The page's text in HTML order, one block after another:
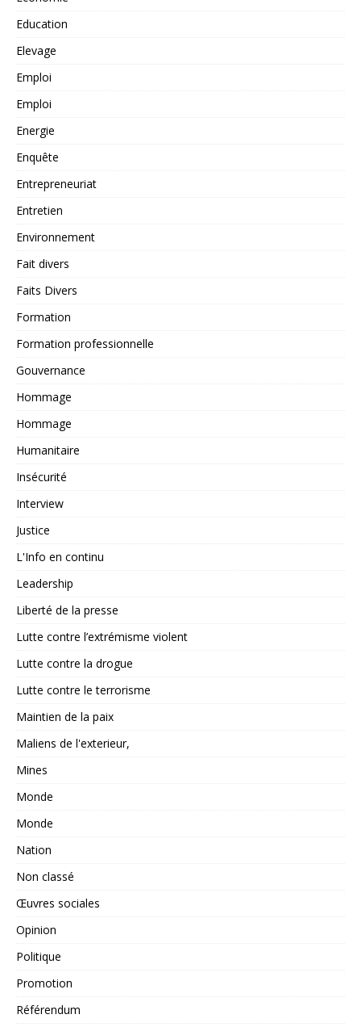
Education
Elevage
Emploi
Emploi
Energie
Enquête
Entrepreneuriat
Entretien
Environnement
Fait divers
Faits Divers
Formation
Formation professionnelle
Gouvernance
Hommage
Hommage
Humanitaire
Insécurité
Interview
Justice
L'Info en continu
Leadership
Liberté de la presse
Lutte contre l’extrémisme violent
Lutte contre la drogue
Lutte contre le terrorisme
Maintien de la paix
Maliens de l'exterieur,
Mines
Monde
Monde
Nation
Non classé
Œuvres sociales
Opinion
Politique
Promotion
Référendum